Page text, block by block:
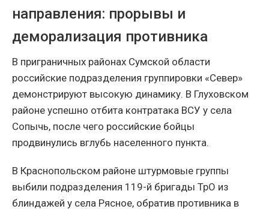
направления: прорывы и
деморализация противника
В приграничных районах Сумской области
российские подразделения группировки «Север»
демонстрируют высокую динамику. В Глуховском
районе успешно отбита контратака ВСУ у села
Сопычь, после чего российские бойцы
продвинулись вглубь населенного пункта.
В Краснопольском районе штурмовые группы
выбили подразделения 119-й бригады ТрО из
блиндажей у села Рясное, обратив противника в